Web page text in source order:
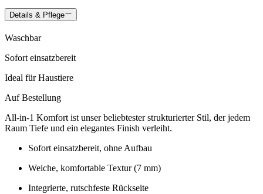
Details & Pflege
Waschbar
Sofort einsatzbereit
Ideal für Haustiere
Auf Bestellung
All-in-1 Komfort ist unser beliebtester strukturierter Stil, der jedem
Raum Tiefe und ein elegantes Finish verleiht.
Sofort einsatzbereit, ohne Aufbau
Weiche, komfortable Textur (7 mm)
Integrierte, rutschfeste Rückseite